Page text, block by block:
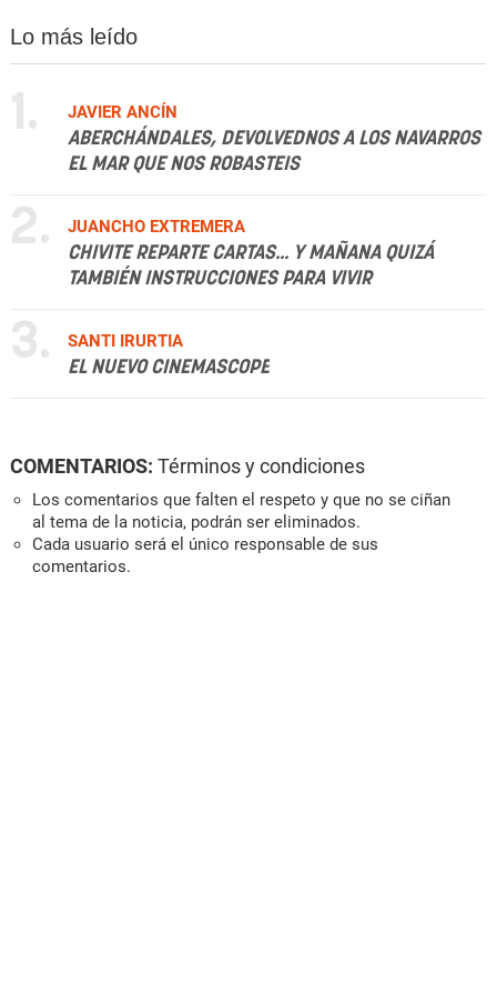
Lo más leído
1.
JAVIER ANCÍN
ABERCHÁNDALES, DEVOLVEDNOS A LOS NAVARROS
EL MAR QUE NOS ROBASTEIS
2.
JUANCHO EXTREMERA
CHIVITE REPARTE CARTAS... Y MAÑANA QUIZÁ
TAMBIÉN INSTRUCCIONES PARA VIVIR
3.
SANTI IRURTIA
EL NUEVO CINEMASCOPE
COMENTARIOS: Términos y condiciones
Los comentarios que falten el respeto y que no se ciñan
al tema de la noticia, podrán ser eliminados.
Cada usuario será el único responsable de sus
comentarios.